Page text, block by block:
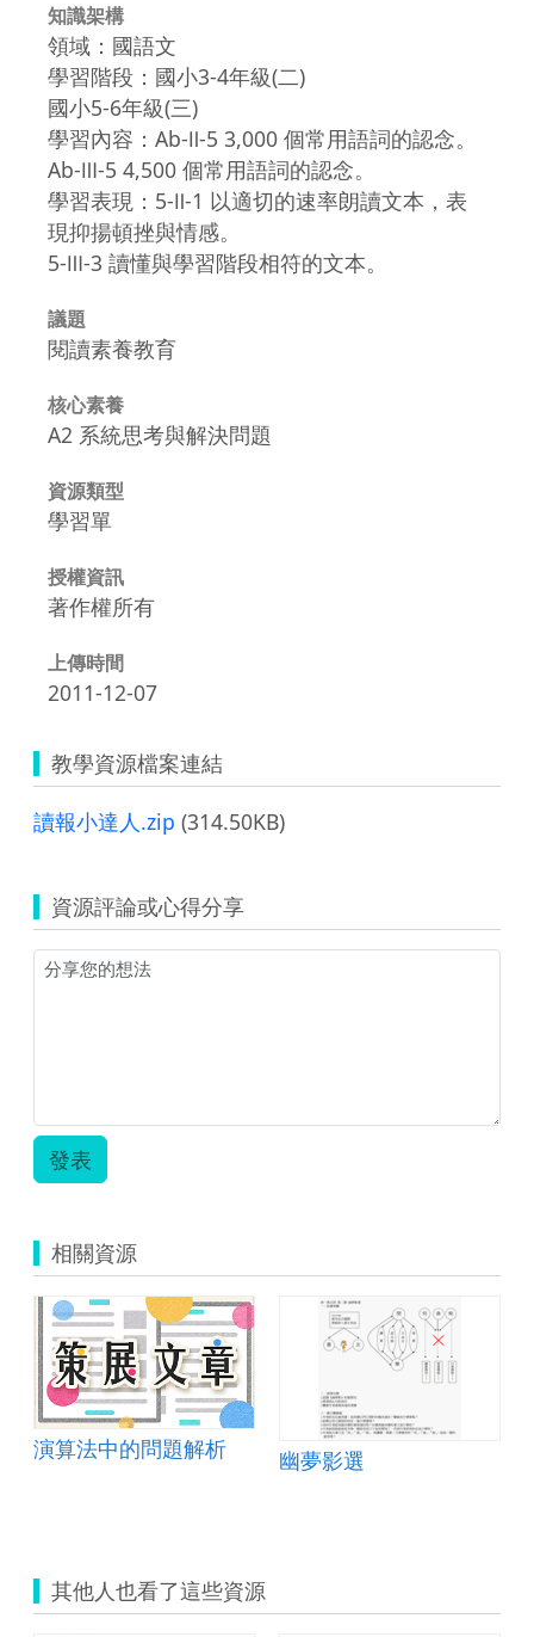
知識架構
領域：國語文
學習階段：國小3-4年級(二)
國小5-6年級(三)
學習內容：Ab-Ⅱ-5 3,000 個常用語詞的認念。
Ab-Ⅲ-5 4,500 個常用語詞的認念。
學習表現：5-Ⅱ-1 以適切的速率朗讀文本，表
現抑揚頓挫與情感。
5-Ⅲ-3 讀懂與學習階段相符的文本。
議題
閱讀素養教育
核心素養
A2 系統思考與解決問題
資源類型
學習單
授權資訊
著作權所有
上傳時間
2011-12-07
教學資源檔案連結
讀報小達人.zip (314.50KB)
資源評論或心得分享
發表
相關資源
演算法中的問題解析 幽夢影選
其他人也看了這些資源